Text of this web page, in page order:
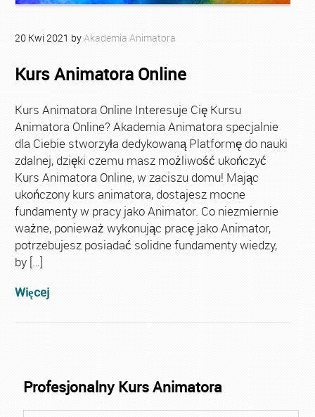
20 Kwi 2021 byAkademia Animatora
Kurs Animatora Online
Kurs Animatora Online Interesuje Cię Kursu
Animatora Online? Akademia Animatora specjalnie
dla Ciebie stworzyła dedykowaną Platformę do nauki
zdalnej, dzięki czemu masz możliwość ukończyć
Kurs Animatora Online, w zaciszu domu! Mając
ukończony kurs animatora, dostajesz mocne
fundamenty w pracy jako Animator. Co niezmiernie
ważne, ponieważ wykonując pracę jako Animator,
potrzebujesz posiadać solidne fundamenty wiedzy,
by […]
Więcej
Profesjonalny Kurs Animatora